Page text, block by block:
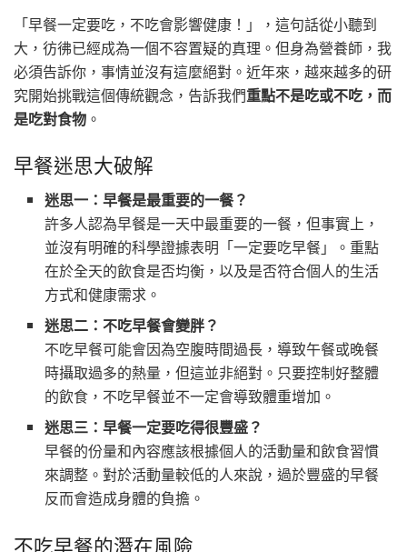
「早餐一定要吃，不吃會影響健康！」，這句話從小聽到
大，彷彿已經成為一個不容置疑的真理。但身為營養師，我
必須告訴你，事情並沒有這麼絕對。近年來，越來越多的研
究開始挑戰這個傳統觀念，告訴我們重點不是吃或不吃，而
是吃對食物 。
早餐迷思大破解
迷思一：早餐是最重要的一餐？
許多人認為早餐是一天中最重要的一餐，但事實上，
並沒有明確的科學證據表明「一定要吃早餐」。重點
在於全天的飲食是否均衡，以及是否符合個人的生活
方式和健康需求。
迷思二：不吃早餐會變胖？
不吃早餐可能會因為空腹時間過長，導致午餐或晚餐
時攝取過多的熱量，但這並非絕對。只要控制好整體
的飲食，不吃早餐並不一定會導致體重增加。
迷思三：早餐一定要吃得很豐盛？
早餐的份量和內容應該根據個人的活動量和飲食習慣
來調整。對於活動量較低的人來說，過於豐盛的早餐
反而會造成身體的負擔。
不吃早餐的潛在風險